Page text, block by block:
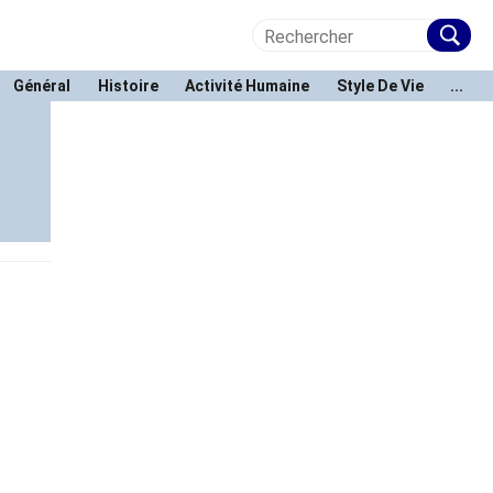
Général Histoire Activité Humaine Style De Vie ...